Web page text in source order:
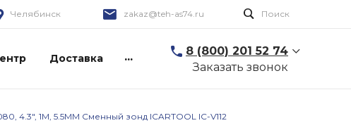
Челябинск zakaz@teh-as74.ru Поиск
Доставка ...
8 (800) 201 52 74
Заказать звонок
4.3", 1М, 5.5ММ Сменный зонд ICARTOOL IC-V112